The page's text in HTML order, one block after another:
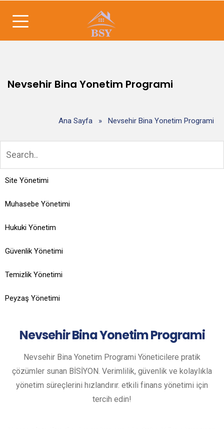
Nevsehir Bina Yonetim Programi
Ana Sayfa » Nevsehir Bina Yonetim Programi
Site Yönetimi
Muhasebe Yönetimi
Hukuki Yönetim
Güvenlik Yönetimi
Temizlik Yönetimi
Peyzaş Yönetimi
NevsehirBina Yonetim Programi
Nevsehir Bina Yonetim Programi Yöneticilere pratik
çözümler sunan BİSİYON. Verimlilik, güvenlik ve kolaylıkla
yönetim süreçlerini hızlandırır. etkili finans yönetimi için
tercih edin!